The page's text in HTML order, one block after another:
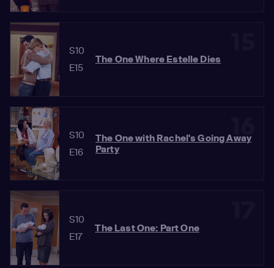
S10
E15
The One Where Estelle Dies
16
S10
E16
The One with Rachel's Going Away
Party
S10
E17
The Last One: Part One